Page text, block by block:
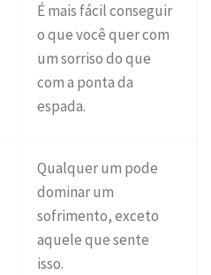
É mais fácil conseguir
o que você quer com
um sorriso do que
com a ponta da
espada.
Qualquer um pode
dominar um
sofrimento, exceto
aquele que sente
isso.